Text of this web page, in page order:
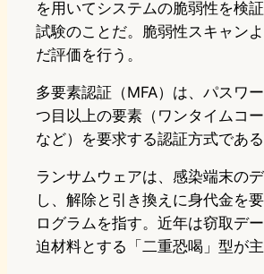
を用いてシステムの脆弱性を検
試験のことだ。脆弱性スキャン
だ評価を行う。
多要素認証（MFA）は、パスワ
つ目以上の要素（ワンタイムコ
など）を要求する認証方式である
ランサムウェアは、感染端末の
し、解除と引き換えに身代金を
ログラムを指す。近年は窃取デ
迫材料とする「二重恐喝」型が主